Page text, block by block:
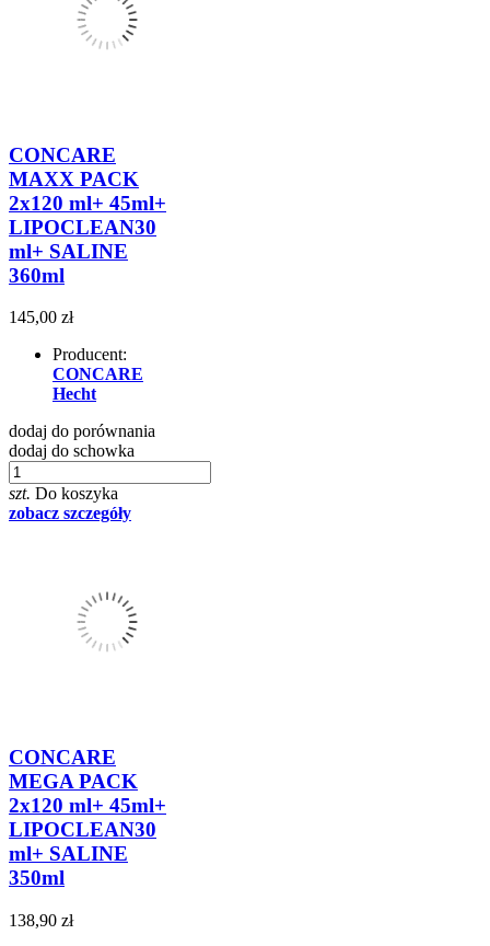
CONCARE
MAXX PACK
2x120 ml+ 45ml+
LIPOCLEAN30
ml+ SALINE
360ml
145,00 zł
Producent:
CONCARE
Hecht
dodaj do porównania
dodaj do schowka
szt. Do koszyka
zobacz szczegóły
CONCARE
MEGA PACK
2x120 ml+ 45ml+
LIPOCLEAN30
ml+ SALINE
350ml
138,90 zł